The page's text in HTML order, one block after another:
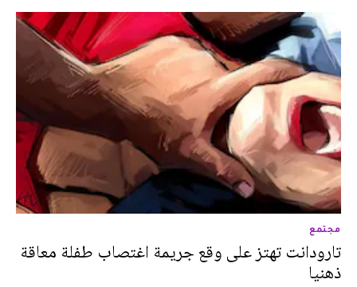
مجتمع
تارودانت تهتز على وقع جريمة اغتصاب طفلة معاقة
ذهنيا